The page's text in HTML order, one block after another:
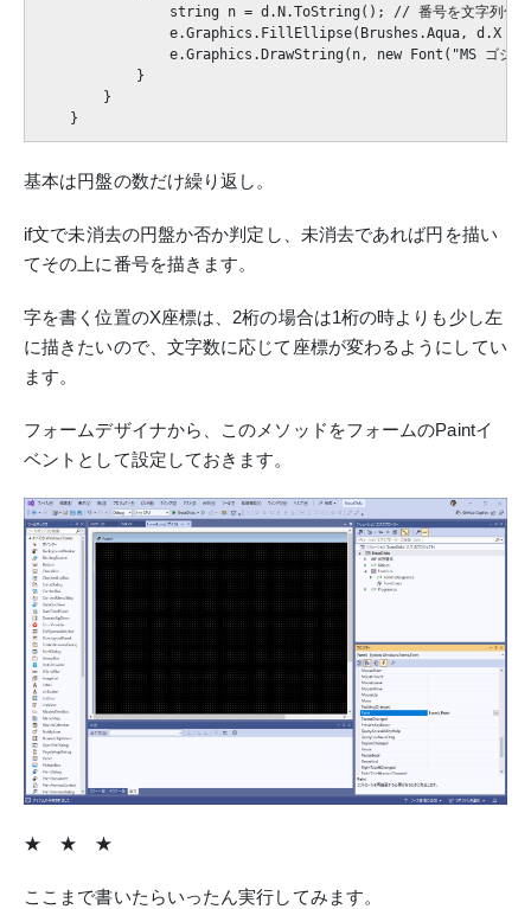
string n = d.N.ToString(); // 番号を文字列化
e.Graphics.FillEllipse(Brushes.Aqua, d.X -
e.Graphics.DrawString(n, new Font("MS ゴシ
            }
        }
基本は円盤の数だけ繰り返し。
if文で未消去の円盤か否か判定し、未消去であれば円を描い
てその上に番号を描きます。
字を書く位置のX座標は、2桁の場合は1桁の時よりも少し左
に描きたいので、文字数に応じて座標が変わるようにしてい
ます。
フォームデザイナから、このメソッドをフォームのPaintイ
ベントとして設定しておきます。
★ ★ ★
ここまで書いたらいったん実行してみます。